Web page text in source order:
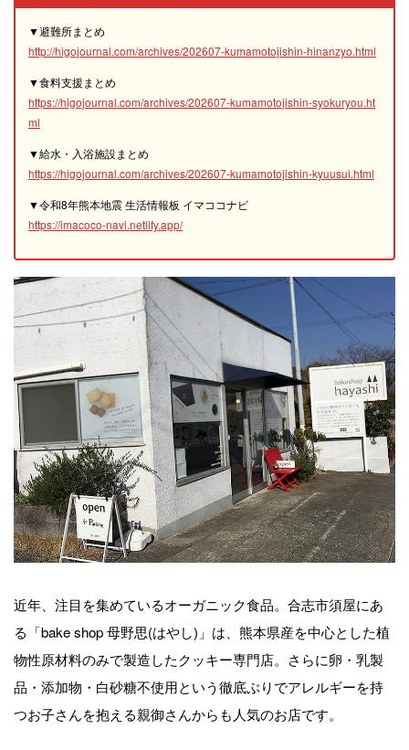
▼避難所まとめ
http://higojournal.com/archives/202607-kumamotojishin-hinanzyo.html
▼食料支援まとめ
https://higojournal.com/archives/202607-kumamotojishin-syokuryou.ht
ml
▼給水・入浴施設まとめ
https://higojournal.com/archives/202607-kumamotojishin-kyuusui.html
▼令和8年熊本地震 生活情報板 イマココナビ
https://imacoco-navi.netlify.app/
近年、注目を集めているオーガニック食品。合志市須屋にあ
る「bake shop 母野思(はやし)」は、熊本県産を中心とした植
物性原材料のみで製造したクッキー専門店。さらに卵・乳製
品・添加物・白砂糖不使用という徹底ぶりでアレルギーを持
つお子さんを抱える親御さんからも人気のお店です。